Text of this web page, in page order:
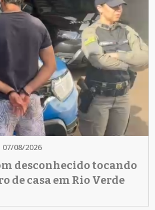
07/08/2026
desconhecido tocando
de casa em Rio Verde